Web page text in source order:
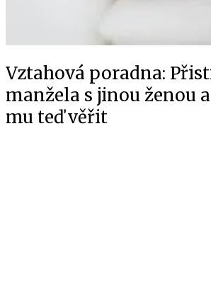
Vztahová poradna:
manžela s jinou ženou
mu teď věřit